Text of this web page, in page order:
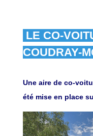
LE CO-
COUDRAY-
Une aire de co-
été mise en place